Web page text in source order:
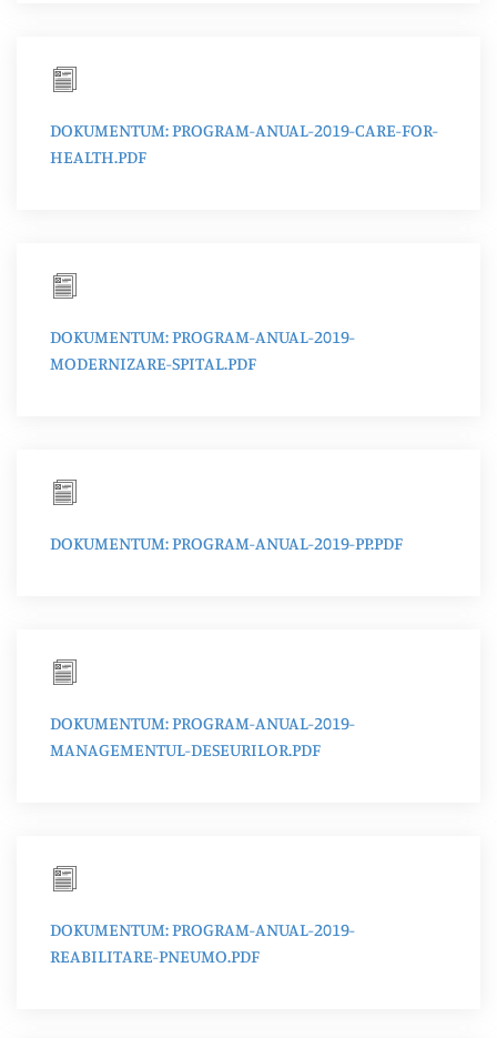
DOKUMENTUM: PROGRAM-ANUAL-2019-CARE-FOR-
HEALTH.PDF
DOKUMENTUM: PROGRAM-ANUAL-2019-
MODERNIZARE-SPITAL.PDF
DOKUMENTUM: PROGRAM-ANUAL-2019-PP.PDF
DOKUMENTUM: PROGRAM-ANUAL-2019-
MANAGEMENTUL-DESEURILOR.PDF
DOKUMENTUM: PROGRAM-ANUAL-2019-
REABILITARE-PNEUMO.PDF